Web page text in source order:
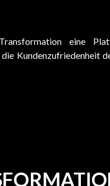
eine
Kundenzufriedenheit